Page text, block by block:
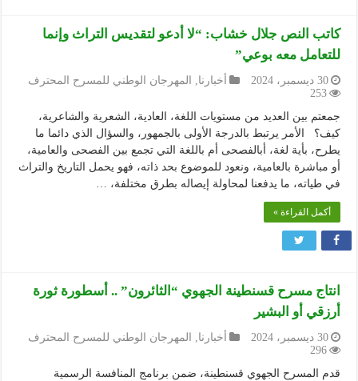
كاتب النص جلال خشاب: “لا أدعو لتقديس التراث وإنما
للتعامل معه بوعي”
30 ديسمبر، 2024 أخبارنا,
المهرجان الوطني للمسرح المحترف
253
جمعتم بين العديد من مستويات اللغة، العادية، الشعرية والشاعرية،
كيف؟ الأمر يرتبط بالدرجة الأولى بالجمهور، والسؤال الذي دائما ما
يطرح، بأية لغة، أبالفصحى أم باللغة التي تجمع بين الفصحى والعامية،
أو مباشرة بالعامية، ونعود للموضوع بحد ذاته، فهو يحمل التاريخ والتراث
في طياته، ما يدفعنا لمحاولة إيصاله بطرق مختلفة، …
أكمل القراءة »
انتاج مسرح قسنطينة الجهوي “الثائرون” .. أسطورة ثورة
أرزقي أو البشير
30 ديسمبر، 2024 أخبارنا,
المهرجان الوطني للمسرح المحترف
296
قدم المسرح الجهوي قسنطينة، ضمن برنامج المنافسة الرسمية